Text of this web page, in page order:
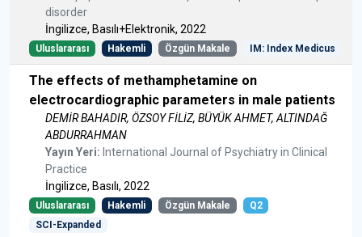
disorder
İngilizce, Basılı+Elektronik, 2022
Uluslararası Hakemli Özgün Makale IM: Index Medicus
The effects of methamphetamine on
electrocardiographic parameters in male patients
DEMİR BAHADIR, ÖZSOY FİLİZ, BÜYÜK AHMET, ALTINDAĞ
ABDURRAHMAN
Yayın Yeri: International Journal of Psychiatry in Clinical
Practice
İngilizce, Basılı, 2022
Uluslararası Hakemli Özgün Makale
Q2
SCI-Expanded